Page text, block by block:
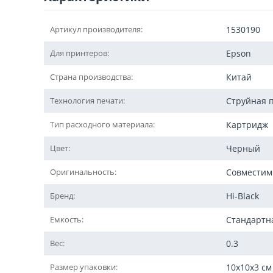
Артикул производителя: 1530190
Для принтеров: Epson
Страна производства: Китай
Технология печати: Струйная
Тип расходного материала: Картридж
Цвет: Черный
Оригинальность:
Бренд: Hi-Black
Емкость:
Вес: 0.3
Размер упаковки: 10x10x3 см